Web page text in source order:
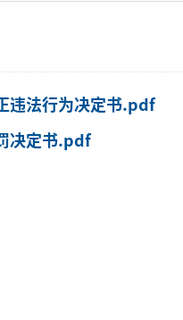
违法行为决定书.pdf
决定书.pdf